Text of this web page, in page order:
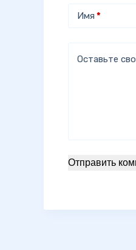
Имя *
Оставьте
Отправить